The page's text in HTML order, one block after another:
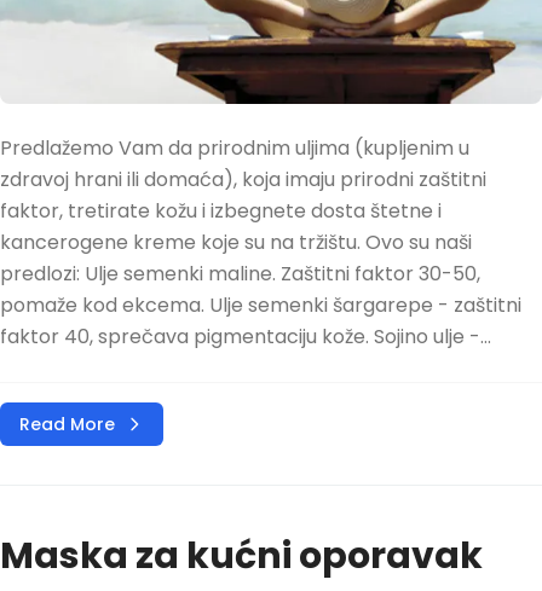
Predlažemo Vam da prirodnim uljima (kupljenim u
zdravoj hrani ili domaća), koja imaju prirodni zaštitni
faktor, tretirate kožu i izbegnete dosta štetne i
kancerogene kreme koje su na tržištu. Ovo su naši
predlozi: Ulje semenki maline. Zaštitni faktor 30-50,
pomaže kod ekcema. Ulje semenki šargarepe - zaštitni
faktor 40, sprečava pigmentaciju kože. Sojino ulje -...
Read More
Maska za kućni oporavak